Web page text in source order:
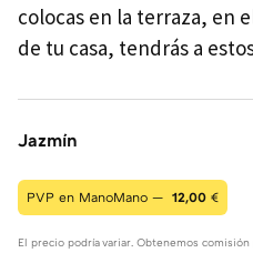
colocas en la terraza, en
de tu casa, tendrás a
Jazmín
PVP en ManoMano — 12,00 €
El precio podría variar. Obtenemos